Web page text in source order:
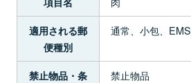
適用される郵
便種別
通常、小包、EMS
禁止物品・条
禁止物品